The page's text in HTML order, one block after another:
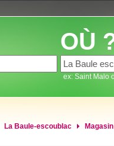
OÙ
ex: Saint Malo
La Baule-escoublac